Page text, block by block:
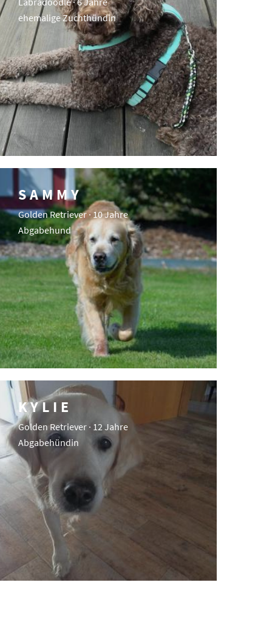
ehemalige Zuchthündin
SAMMY
Golden Retriever · 10 Jahre
Abgabehund
KYLIE
Golden Retriever · 12 Jahre
Abgabehündin